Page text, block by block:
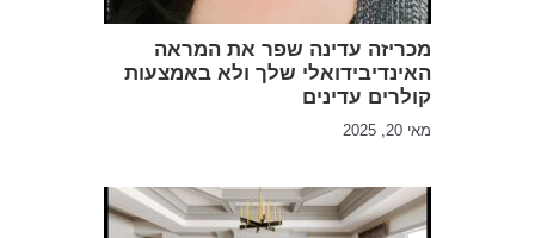
מכריזה עדינה שפר את המראה
האינדיבידואלי שלך ולא באמצעות
קולרים עדינים
מאי 20, 2025